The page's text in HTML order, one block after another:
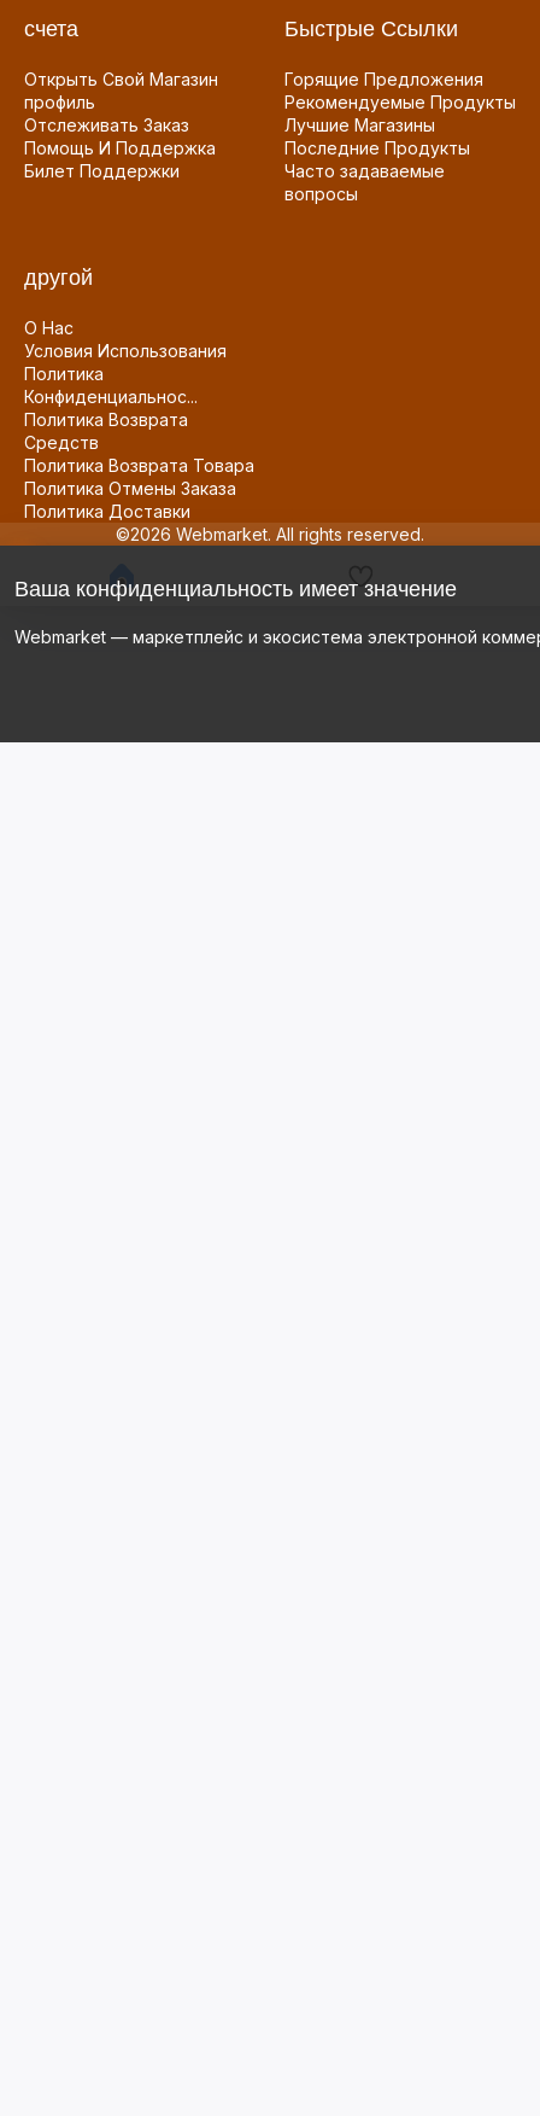
счета
Открыть Свой Магазин
профиль
Отслеживать Заказ
Помощь И Поддержка
Билет Поддержки
Быстрые Ссылки
Горящие Предложения
Рекомендуемые Продукты
Лучшие Магазины
Последние Продукты
Часто задаваемые
вопросы
другой
О Нас
Условия Использования
Политика
Конфиденциальнос...
Политика Возврата
Средств
Политика Возврата Товара
Политика Отмены Заказа
Политика Доставки
©2026 Webmarket. All rights reserved.
Ваша конфиденциальность имеет значение
Webmarket — маркетплейс и экосистема электронной